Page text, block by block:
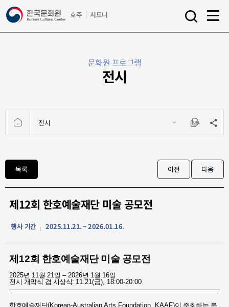
호주
시드니
a
l
l
n
문화원 프로그램
전시
HOME 전시
URL
Copy
공유
문화원
프로그램
목록 이전 다음
제12회 한호예술재단 미술 공모전
행사 기간 2025.11.21. ~ 2026.01.16.
제 12회 한호예술재단 미술 공모전
2025년 11월 21일 – 2026년 1월 16일
전시 개막식 겸 시상식: 11.21(금), 18:00-20:00
한호예술재단(Korean-Australian Arts Foundation, KAAF)이 주최하는 본